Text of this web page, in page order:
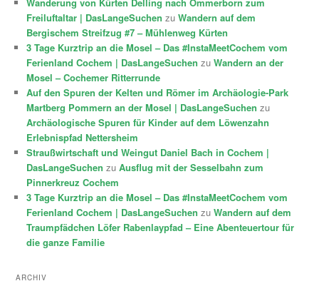
Freiluftaltar | DasLangeSuchen zuWandern auf dem
Bergischem Streifzug #7 – Mühlenweg Kürten
3 Tage Kurztrip an die Mosel – Das #InstaMeetCochem vom
Ferienland Cochem | DasLangeSuchen zuWandern an der
Mosel – Cochemer Ritterrunde
Auf den Spuren der Kelten und Römer im Archäologie-Park
Martberg Pommern an der Mosel | DasLangeSuchen zu
Archäologische Spuren für Kinder auf dem Löwenzahn
Erlebnispfad Nettersheim
Straußwirtschaft und Weingut Daniel Bach in Cochem |
DasLangeSuchen zuAusflug mit der Sesselbahn zum
Pinnerkreuz Cochem
3 Tage Kurztrip an die Mosel – Das #InstaMeetCochem vom
Ferienland Cochem | DasLangeSuchen zuWandern auf dem
Traumpfädchen Löfer Rabenlaypfad – Eine Abenteuertour für
die ganze Familie
ARCHIV